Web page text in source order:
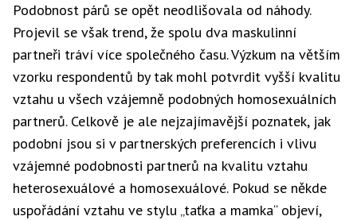
Podobnost párů se opět neodlišovala od náhody.
Projevil se však trend, že spolu dva maskulinní
partneři tráví více společného času. Výzkum na větším
vzorku respondentů by tak mohl potvrdit vyšší kvalitu
vztahu u všech vzájemně podobných homosexuálních
partnerů. Celkově je ale nejzajímavější poznatek, jak
podobní jsou si v partnerských preferencích i vlivu
vzájemné podobnosti partnerů na kvalitu vztahu
heterosexuálové a homosexuálové. Pokud se někde
uspořádání vztahu ve stylu „taťka a mamka“ objeví,